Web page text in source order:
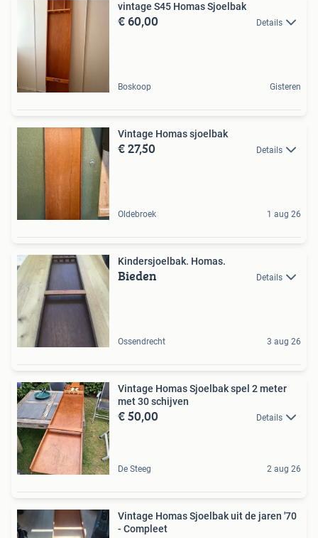
vintage S45 Homas Sjoelbak
€ 60,00 Details
Boskoop Gisteren
Vintage Homas sjoelbak
€ 27,50 Details
Oldebroek 1 aug 26
Kindersjoelbak. Homas.
Bieden Details
Ossendrecht 3 aug 26
Vintage Homas Sjoelbak spel 2 meter
met 30 schijven
€ 50,00 Details
De Steeg 2 aug 26
Vintage Homas Sjoelbak uit de jaren '70
- Compleet